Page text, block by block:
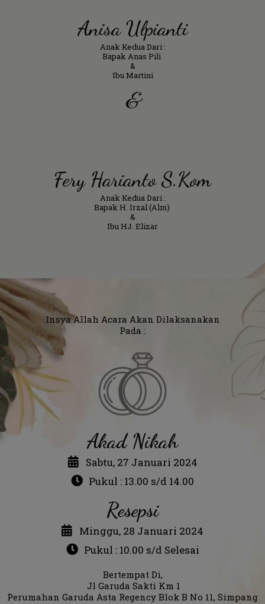
Anisa Ulpianti
Anak Kedua Dari :
Bapak Anas Pili
&
Ibu Martini
&
Fery Harianto S.Kom
Anak Kedua Dari :
Bapak H. Irzal (alm)
&
Ibu HJ. Elizar
Insya Allah Acara Akan Dilaksanakan
Pada :
Akad Nikah
Sabtu, 27 Januari 2024
Pukul : 13.00 s/d 14.00
Resepsi
Minggu, 28 Januari 2024
Pukul : 10.00 s/d Selesai
Bertempat Di,
Jl Garuda Sakti Km 1
Perumahan Garuda Asta Regency Blok B No 11, Simpang